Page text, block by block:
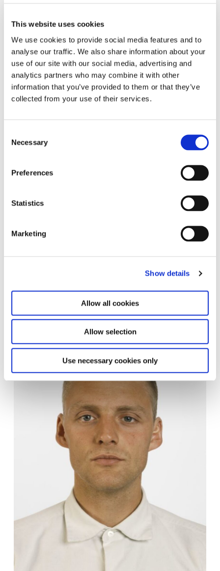
This website uses cookies
We use cookies to provide social media features and to
analyse our traffic. We also share information about your
use of our site with our social media, advertising and
analytics partners who may combine it with other
information that you’ve provided to them or that they’ve
collected from your use of their services.
Selection
Necessary
Preferences
Statistics
Marketing
Show details
Allow all cookies
Allow selection
Use necessary cookies only
Thomas Ruff Interieur 10 C 1979 aus der Serie Interieurs © VG
Thomas Ruff Nacht 5 I 1992 aus der Serie Nächte Nächte © VG